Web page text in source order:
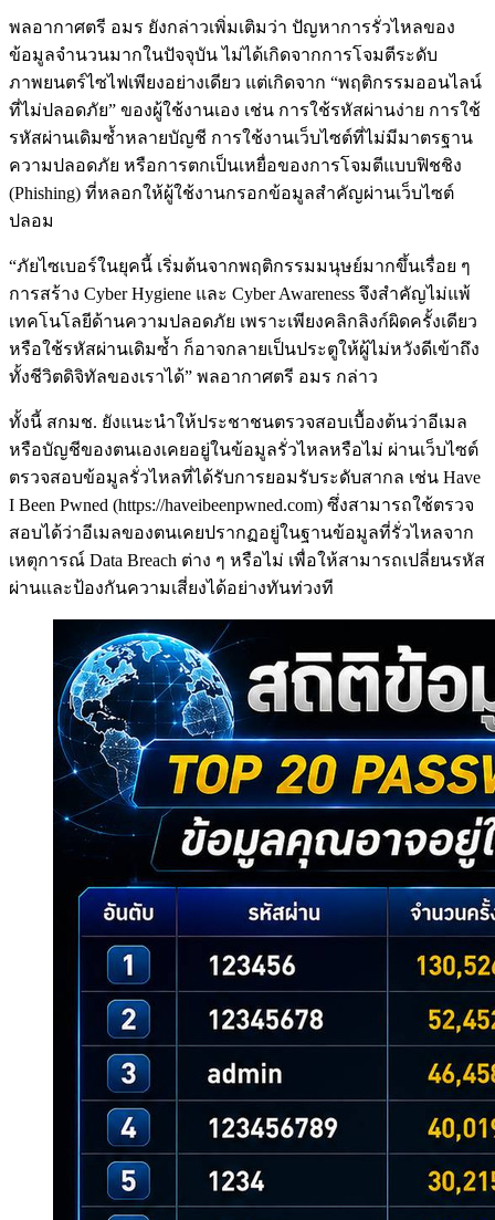
พลอากาศตรี อมร ยังกล่าวเพิ่มเติมว่า ปัญหาการรั่วไหลของ
ข้อมูลจำนวนมากในปัจจุบัน ไม่ได้เกิดจากการโจมตีระดับ
ภาพยนตร์ไซไฟเพียงอย่างเดียว แต่เกิดจาก “พฤติกรรมออนไลน์
ที่ไม่ปลอดภัย” ของผู้ใช้งานเอง เช่น การใช้รหัสผ่านง่าย การใช้
รหัสผ่านเดิมซ้ำหลายบัญชี การใช้งานเว็บไซต์ที่ไม่มีมาตรฐาน
ความปลอดภัย หรือการตกเป็นเหยื่อของการโจมตีแบบฟิชชิง
(Phishing) ที่หลอกให้ผู้ใช้งานกรอกข้อมูลสำคัญผ่านเว็บไซต์
ปลอม
“ภัยไซเบอร์ในยุคนี้ เริ่มต้นจากพฤติกรรมมนุษย์มากขึ้นเรื่อย ๆ
การสร้าง Cyber Hygiene และ Cyber Awareness จึงสำคัญไม่แพ้
เทคโนโลยีด้านความปลอดภัย เพราะเพียงคลิกลิงก์ผิดครั้งเดียว
หรือใช้รหัสผ่านเดิมซ้ำ ก็อาจกลายเป็นประตูให้ผู้ไม่หวังดีเข้าถึง
ทั้งชีวิตดิจิทัลของเราได้” พลอากาศตรี อมร กล่าว
ทั้งนี้ สกมช. ยังแนะนำให้ประชาชนตรวจสอบเบื้องต้นว่าอีเมล
หรือบัญชีของตนเองเคยอยู่ในข้อมูลรั่วไหลหรือไม่ ผ่านเว็บไซต์
ตรวจสอบข้อมูลรั่วไหลที่ได้รับการยอมรับระดับสากล เช่น Have
I Been Pwned (https://haveibeenpwned.com) ซึ่งสามารถใช้ตรวจ
สอบได้ว่าอีเมลของตนเคยปรากฏอยู่ในฐานข้อมูลที่รั่วไหลจาก
เหตุการณ์ Data Breach ต่าง ๆ หรือไม่ เพื่อให้สามารถเปลี่ยนรหัส
ผ่านและป้องกันความเสี่ยงได้อย่างทันท่วงที